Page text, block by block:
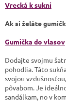
Vrecká k sukni
Ak si želáte
Gumička do vlasov
Dodajte svojmu
pohodlia. Táto
svojou
pôvabom. Je
sandálkam, no v